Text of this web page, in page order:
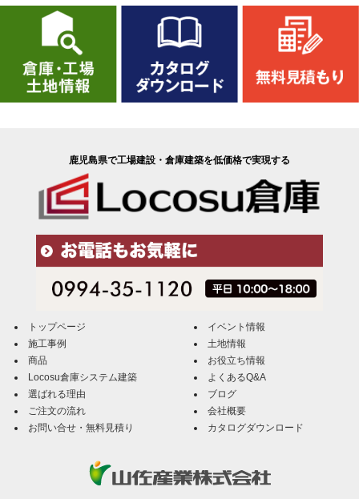
鹿児島県で工場建設・倉庫建築を低価格で実現する
トップページ
施工事例
商品
Locosu倉庫システム建築
選ばれる理由
ご注文の流れ
お問い合せ・無料見積り
イベント情報
土地情報
お役立ち情報
よくあるQ&A
ブログ
会社概要
カタログダウンロード